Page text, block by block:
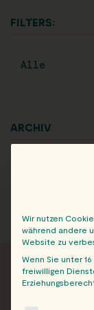
FILTERS:
Alle
ARCHIV
Wir nutzen
während andere
Website zu
Wenn Sie unter
freiwilligen